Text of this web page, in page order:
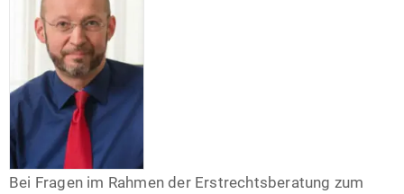
Bei Fragen im Rahmen der Erstrechtsberatung zum